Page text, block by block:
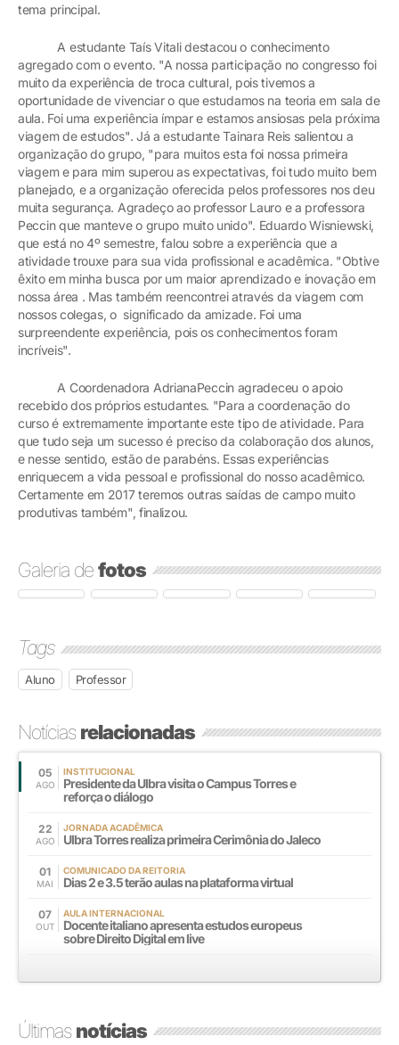
tema principal.
A estudante Taís Vitali destacou o conhecimento
agregado com o evento. "A nossa participação no congresso foi
muito da experiência de troca cultural, pois tivemos a
oportunidade de vivenciar o que estudamos na teoria em sala de
aula. Foi uma experiência ímpar e estamos ansiosas pela próxima
viagem de estudos". Já a estudante Tainara Reis salientou a
organização do grupo, "para muitos esta foi nossa primeira
viagem e para mim superou as expectativas, foi tudo muito bem
planejado, e a organização oferecida pelos professores nos deu
muita segurança. Agradeço ao professor Lauro e a professora
Peccin que manteve o grupo muito unido". Eduardo Wisniewski,
que está no 4º semestre, falou sobre a experiência que a
atividade trouxe para sua vida profissional e acadêmica. "Obtive
êxito em minha busca por um maior aprendizado e inovação em
nossa área . Mas também reencontrei através da viagem com
nossos colegas, o significado da amizade. Foi uma
surpreendente experiência, pois os conhecimentos foram
incríveis".
A Coordenadora AdrianaPeccin agradeceu o apoio
recebido dos próprios estudantes. "Para a coordenação do
curso é extremamente importante este tipo de atividade. Para
que tudo seja um sucesso é preciso da colaboração dos alunos,
e nesse sentido, estão de parabéns. Essas experiências
enriquecem a vida pessoal e profissional do nosso acadêmico.
Certamente em 2017 teremos outras saídas de campo muito
produtivas também", finalizou.
Galeria defotos
Tags
Aluno Professor
Notíciasrelacionadas
05
AGO
INSTITUCIONAL
Presidente da Ulbra visita o Campus Torres e
reforça o diálogo
22
AGO
JORNADA ACADÊMICA
Ulbra Torres realiza primeira Cerimônia do Jaleco
01
MAI
COMUNICADO DA REITORIA
Dias 2 e 3.5 terão aulas na plataforma virtual
07
OUT
AULA INTERNACIONAL
Docente italiano apresenta estudos europeus
sobre Direito Digital em live
Últimasnotícias